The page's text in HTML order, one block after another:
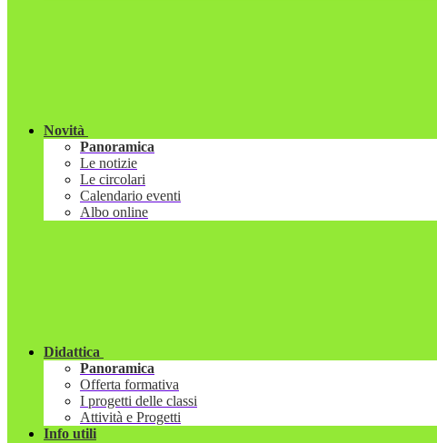
Novità
Panoramica
Le notizie
Le circolari
Calendario eventi
Albo online
Didattica
Panoramica
Offerta formativa
I progetti delle classi
Attività e Progetti
Info utili